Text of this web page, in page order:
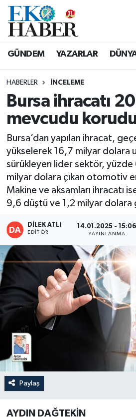
GÜNDEM YAZARLAR
HABERLER İNCELEME
Bursa ihracatı
mevcudu
Bursa’dan yapılan ihracat,
yükselerek 16,7 milyar dolara
sürükleyen lider sektör, yüzde
milyar dolara çıkan otomotiv
Makine ve aksamları ihracatı
9,6 düştü ve 1,2 milyar dolara
DİLEK ATLI
EDITÖR
14.01.2025 - 15:06
YAYINLANMA
Paylaş
AYDIN DAĞTEKİN
Hava Durumu
Tüm Manşetler
Son Dakika Haberleri
Haber Arşivi